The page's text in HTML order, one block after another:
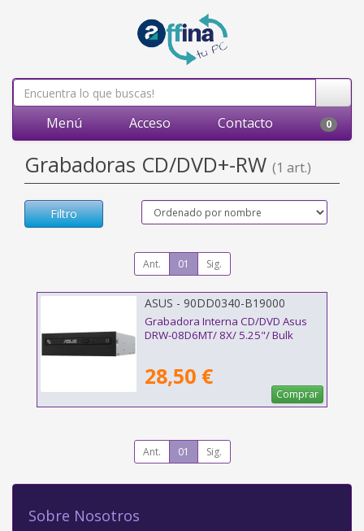
Menú Acceso Contacto 0
Grabadoras CD/DVD+-RW (1 art.)
Filtro
Ant. 01 Sig.
ASUS - 90DD0340-B19000
Grabadora Interna CD/DVD Asus
DRW-08D6MT/ 8X/ 5.25"/ Bulk
28,50 €
Comprar
Ant. 01 Sig.
Sobre Nosotros